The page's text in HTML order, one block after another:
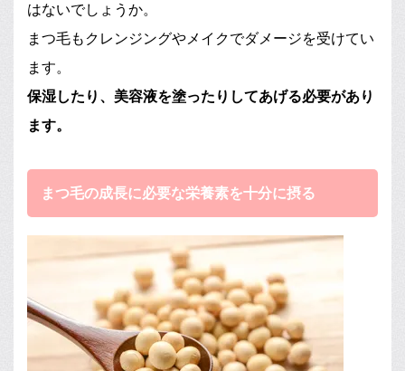
はないでしょうか。
まつ毛もクレンジングやメイクでダメージを受けてい
ます。
保湿したり、美容液を塗ったりしてあげる必要があり
ます。
まつ毛の成長に必要な栄養素を十分に摂る